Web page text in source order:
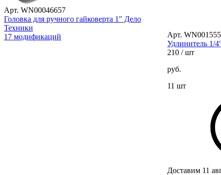
Арт. WN00046657
Головка для ручного гайковерта 1" Дело
Техники
17 модификаций
Арт.
Удлинитель 1/
210 / шт
руб.
11 шт
Доставим 11